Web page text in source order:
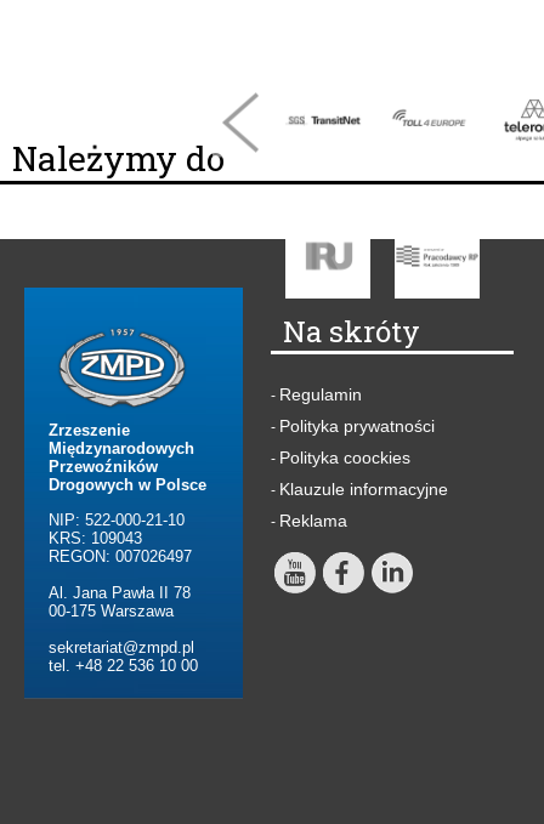
Należymy do
Zrzeszenie
Międzynarodowych
Przewoźników
Drogowych w Polsce
NIP: 522-000-21-10
KRS: 109043
REGON: 007026497
Al. Jana Pawła II 78
00-175 Warszawa
sekretariat@zmpd.pl
tel. +48 22 536 10 00
Na skróty
- Regulamin
- Polityka prywatności
- Polityka coockies
- Klauzule informacyjne
- Reklama